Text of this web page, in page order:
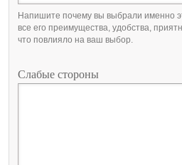
Напишите почему вы выбрали именно
все его преимущества, удобства,
что повлияло на ваш выбор.
Слабые стороны